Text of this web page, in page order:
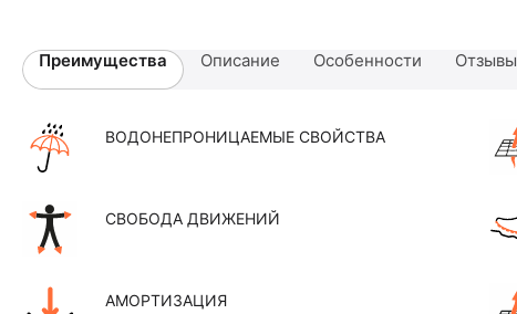
Преимущества Описание Особенности Отзывы
ВОДОНЕПРОНИЦАЕМЫЕ СВОЙСТВА
СВОБОДА ДВИЖЕНИЙ
АМОРТИЗАЦИЯ